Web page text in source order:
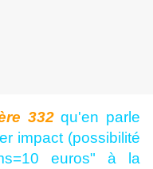
332 qu'en parle
impact (possibilité
euros" à la